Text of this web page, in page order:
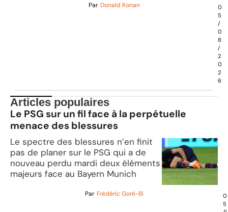
Par Donald Konan
0
5
/
0
8
/
2
0
2
6
Articles populaires
Le PSG sur un fil face à la perpétuelle
menace des blessures
Le spectre des blessures n’en finit
pas de planer sur le PSG qui a de
nouveau perdu mardi deux éléments
majeurs face au Bayern Munich
Par Frédéric Goré-Bi
0
5